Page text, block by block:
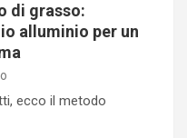
di grasso:
alluminio per un
ecco il metodo